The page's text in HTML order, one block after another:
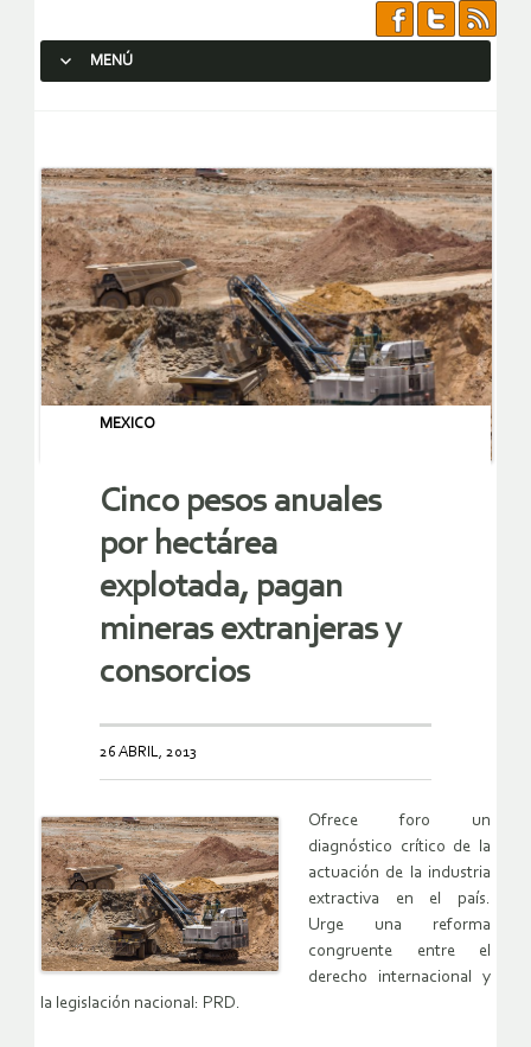
MENÚ
MEXICO
Cinco pesos anuales
por hectárea
explotada, pagan
mineras extranjeras y
consorcios
26 ABRIL, 2013
Ofrece foro un
diagnóstico crítico de la
actuación de la industria
extractiva en el país.
Urge una reforma
congruente entre el
derecho internacional y
la legislación nacional: PRD.